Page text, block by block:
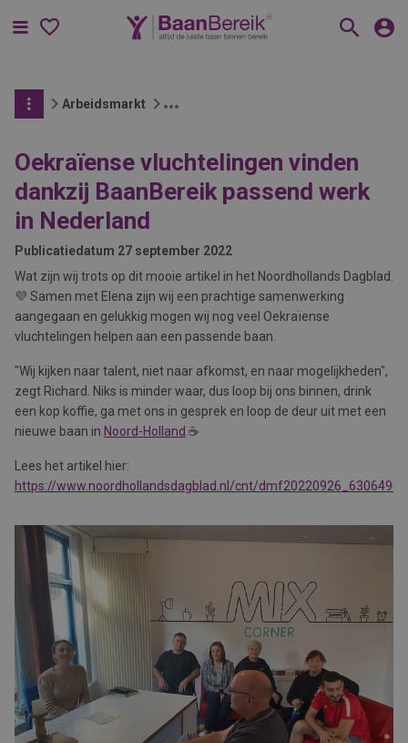
Menu
Arbeidsmarkt
Oekraïense vluchtelingen vinden
dankzij BaanBereik passend werk
in Nederland
Publicatiedatum 27 september 2022
Wat zijn wij trots op dit mooie artikel in het Noordhollands Dagblad.
💜 Samen met Elena zijn wij een prachtige samenwerking
aangegaan en gelukkig mogen wij nog veel Oekraïense
vluchtelingen helpen aan een passende baan.
"Wij kijken naar talent, niet naar afkomst, en naar mogelijkheden",
zegt Richard. Niks is minder waar, dus loop bij ons binnen, drink
een kop koffie, ga met ons in gesprek en loop de deur uit met een
nieuwe baan in Noord-Holland .☕️
Lees het artikel hier:
https://www.noordhollandsdagblad.nl/cnt/dmf20220926_63064907